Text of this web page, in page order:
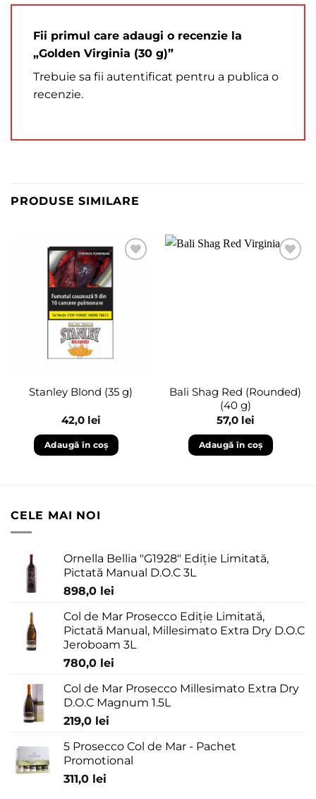
Fii primul care adaugi o recenzie la
„Golden Virginia (30 g)”
Trebuie sa fii autentificat pentru a publica o
recenzie.
PRODUSE SIMILARE
Adaugă
wishlist
Stanley Blond (35 g)
42,0 lei
Adaugă în coș
Bali Shag Red (Rounded)
(40 g)
57,0 lei
Adaugă în coș
CELE MAI NOI
Ornella Bellia "G1928" Ediție Limitată,
Pictată Manual D.O.C 3L
898,0 lei
Col de Mar Prosecco Ediție Limitată,
Pictată Manual, Millesimato Extra Dry D.O.C
Jeroboam 3L
780,0 lei
Col de Mar Prosecco Millesimato Extra Dry
D.O.C Magnum 1.5L
219,0 lei
5 Prosecco Col de Mar - Pachet
Promotional
311,0 lei